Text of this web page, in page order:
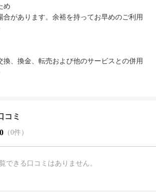
め
合があります。余裕を持ってお早めのご利用
換、換金、転売および他のサービスとの併用
コミ
（0件）
できる口コミはありません。